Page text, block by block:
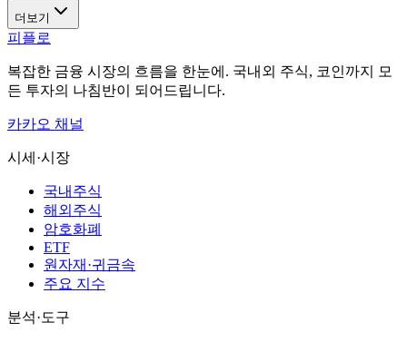
더보기
피플로
복잡한 금융 시장의 흐름을 한눈에. 국내외 주식, 코인까지 모
든 투자의 나침반이 되어드립니다.
카카오 채널
시세·시장
국내주식
해외주식
암호화폐
ETF
원자재·귀금속
주요 지수
분석·도구